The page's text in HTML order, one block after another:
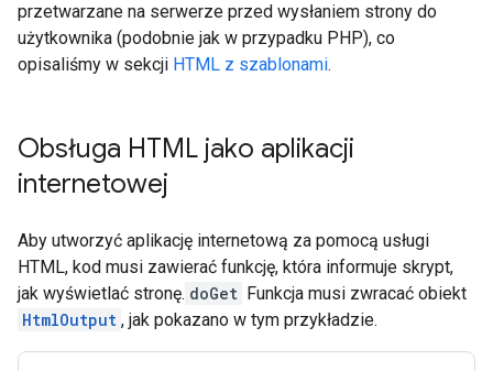
przetwarzane na serwerze przed wysłaniem strony do
użytkownika (podobnie jak w przypadku PHP), co
opisaliśmy w sekcji HTML z szablonami.
Obsługa HTML jako aplikacji
internetowej
Aby utworzyć aplikację internetową za pomocą usługi
HTML, kod musi zawierać funkcję, która informuje skrypt,
jak wyświetlać stronę. doGet Funkcja musi zwracać obiekt
HtmlOutput , jak pokazano w tym przykładzie.